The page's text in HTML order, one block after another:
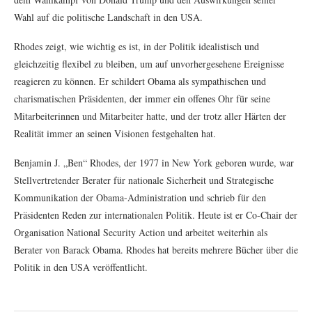
Wahl auf die politische Landschaft in den USA.
Rhodes zeigt, wie wichtig es ist, in der Politik idealistisch und
gleichzeitig flexibel zu bleiben, um auf unvorhergesehene Ereignisse
reagieren zu können. Er schildert Obama als sympathischen und
charismatischen Präsidenten, der immer ein offenes Ohr für seine
Mitarbeiterinnen und Mitarbeiter hatte, und der trotz aller Härten der
Realität immer an seinen Visionen festgehalten hat.
Benjamin J. „Ben“ Rhodes, der 1977 in New York geboren wurde, war
Stellvertretender Berater für nationale Sicherheit und Strategische
Kommunikation der Obama-Administration und schrieb für den
Präsidenten Reden zur internationalen Politik. Heute ist er Co-Chair der
Organisation National Security Action und arbeitet weiterhin als
Berater von Barack Obama. Rhodes hat bereits mehrere Bücher über die
Politik in den USA veröffentlicht.